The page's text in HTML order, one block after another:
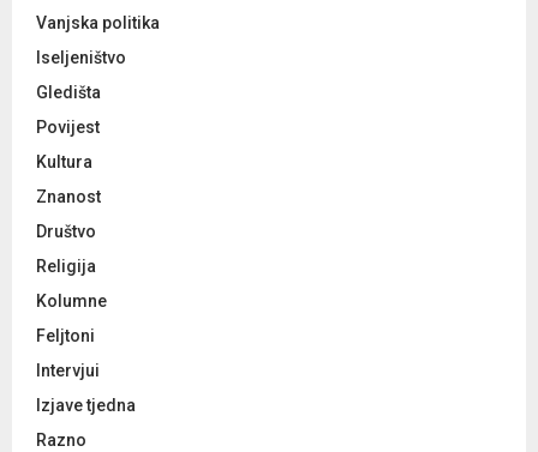
Vanjska politika
Iseljeništvo
Gledišta
Povijest
Kultura
Znanost
Društvo
Religija
Kolumne
Feljtoni
Intervjui
Izjave tjedna
Razno